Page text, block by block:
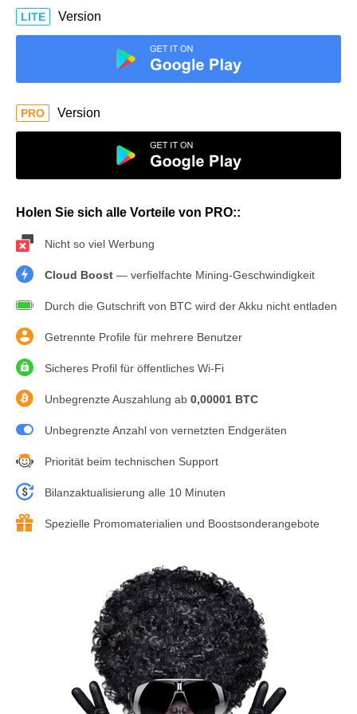
LITE Version
PRO Version
Holen Sie sich alle Vorteile von PRO::
Nicht so viel Werbung
Cloud Boost — verfielfachte Mining-Geschwindigkeit
Durch die Gutschrift von BTC wird der Akku nicht entladen
Getrennte Profile für mehrere Benutzer
Sicheres Profil für öffentliches Wi-Fi
Unbegrenzte Auszahlung ab 0,00001 BTC
Unbegrenzte Anzahl von vernetzten Endgeräten
Priorität beim technischen Support
Bilanzaktualisierung alle 10 Minuten
Spezielle Promomaterialien und Boostsonderangebote